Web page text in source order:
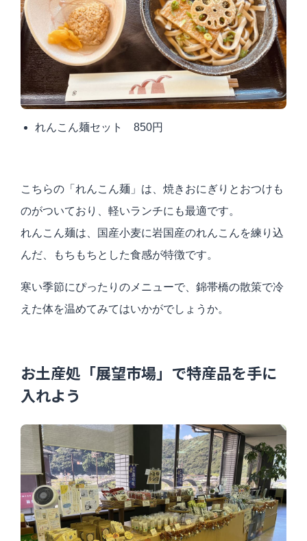
れんこん麺セット 850円
こちらの「れんこん麺」は、焼きおにぎりとおつけも
のがついており、軽いランチにも最適です。
れんこん麺は、国産小麦に岩国産のれんこんを練り込
んだ、もちもちとした食感が特徴です。
寒い季節にぴったりのメニューで、錦帯橋の散策で冷
えた体を温めてみてはいかがでしょうか。
お土産処「展望市場」で特産品を手に
入れよう